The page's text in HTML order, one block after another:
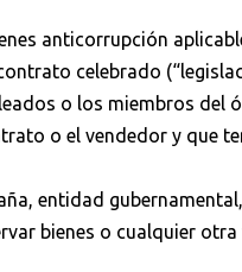
anticorrupción
celebrado
o los miembros del
o el vendedor y que
entidad
bienes o cualquier